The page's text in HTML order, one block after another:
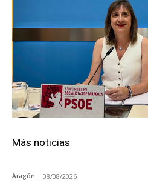
Más noticias
Aragón 08/08/2026